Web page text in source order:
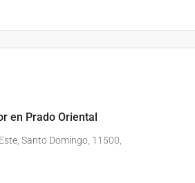
en Prado Oriental
Santo Domingo, 11500,